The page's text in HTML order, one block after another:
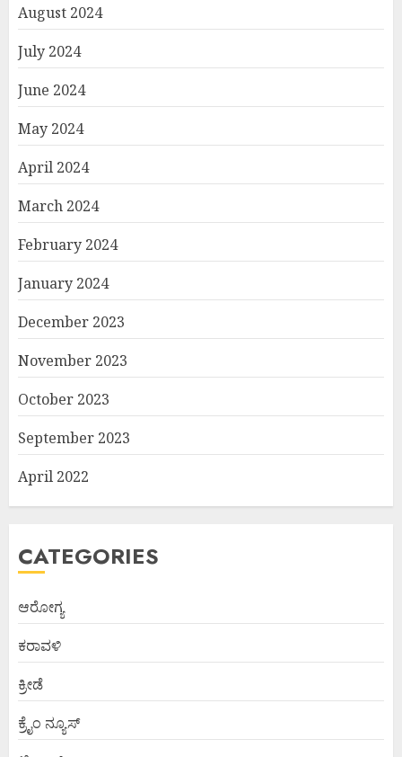
August 2024
July 2024
June 2024
May 2024
April 2024
March 2024
February 2024
January 2024
December 2023
November 2023
October 2023
September 2023
April 2022
CATEGORIES
ಆರೋಗ್ಯ
ಕರಾವಳಿ
ಕ್ರೀಡೆ
ಕ್ರೈಂ ನ್ಯೂಸ್